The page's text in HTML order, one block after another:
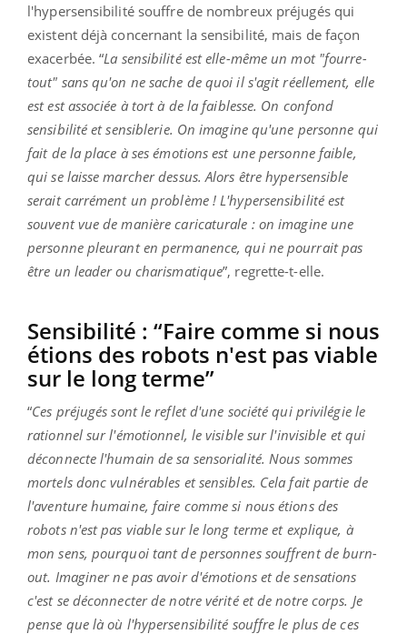
l'hypersensibilité souffre de nombreux préjugés qui
existent déjà concernant la sensibilité, mais de façon
exacerbée. “La sensibilité est elle-même un mot "fourre-
tout" sans qu'on ne sache de quoi il s'agit réellement, elle
est est associée à tort à de la faiblesse. On confond
sensibilité et sensiblerie. On imagine qu'une personne qui
fait de la place à ses émotions est une personne faible,
qui se laisse marcher dessus. Alors être hypersensible
serait carrément un problème ! L'hypersensibilité est
souvent vue de manière caricaturale : on imagine une
personne pleurant en permanence, qui ne pourrait pas
être un leader ou charismatique”, regrette-t-elle.
Sensibilité : “Faire comme si nous
étions des robots n'est pas viable
sur le long terme”
“Ces préjugés sont le reflet d'une société qui privilégie le
rationnel sur l'émotionnel, le visible sur l'invisible et qui
déconnecte l'humain de sa sensorialité. Nous sommes
mortels donc vulnérables et sensibles. Cela fait partie de
l'aventure humaine, faire comme si nous étions des
robots n'est pas viable sur le long terme et explique, à
mon sens, pourquoi tant de personnes souffrent de burn-
out. Imaginer ne pas avoir d'émotions et de sensations
c'est se déconnecter de notre vérité et de notre corps. Je
pense que là où l'hypersensibilité souffre le plus de ces